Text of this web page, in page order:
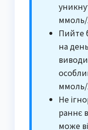
Пийте
на
Не
раннє
може